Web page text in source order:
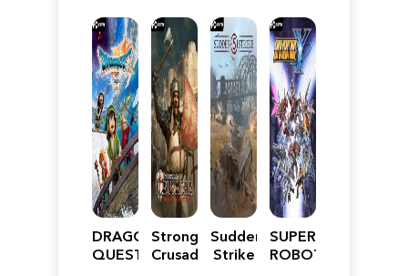
DRAGON
QUEST
Stronghold
Crusader:
Sudden
Strike
SUPER
ROBOT